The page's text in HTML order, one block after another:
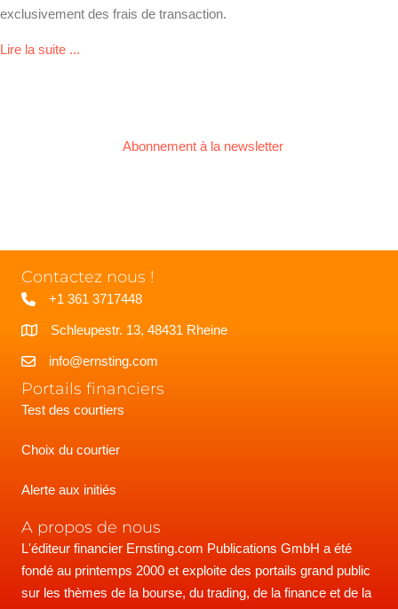
exclusivement des frais de transaction.
Lire la suite ...
Abonnement à la newsletter
Contactez nous !
+1 361 3717448
Schleupestr. 13, 48431 Rheine
info@ernsting.com
Portails financiers
Test des courtiers
Choix du courtier
Alerte aux initiés
A propos de nous
L'éditeur financier Ernsting.com Publications GmbH a été
fondé au printemps 2000 et exploite des portails grand public
sur les thèmes de la bourse, du trading, de la finance et de la